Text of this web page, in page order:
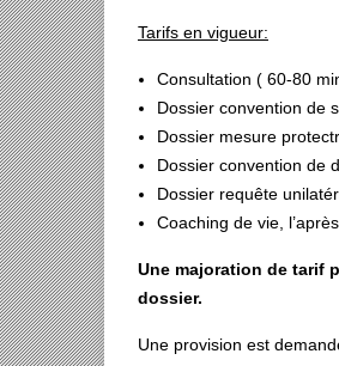
Tarifs en vigueur:
Consultation ( 60-80
Dossier convention de
Dossier mesure
Dossier convention de
Dossier requête
Coaching de vie,
Une majoration de tarif
dossier.
Une provision est